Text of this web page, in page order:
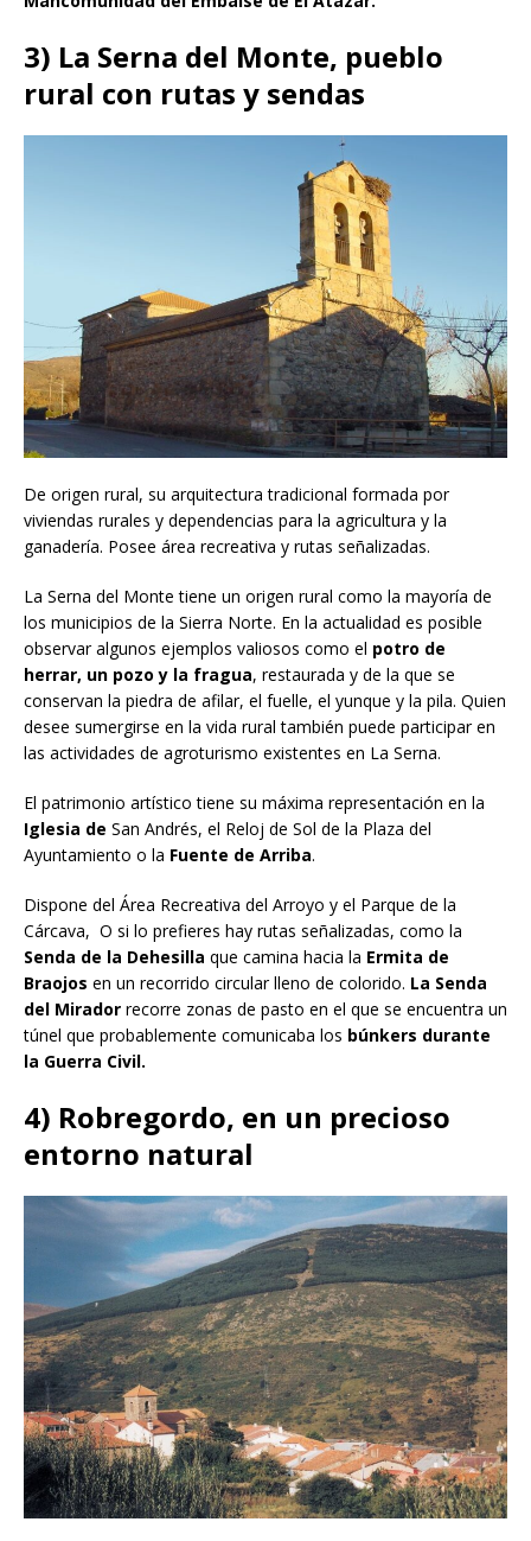
3) La Serna del Monte, pueblo
rural con rutas y sendas
De origen rural, su arquitectura tradicional formada por
viviendas rurales y dependencias para la agricultura y la
ganadería. Posee área recreativa y rutas señalizadas.
La Serna del Monte tiene un origen rural como la mayoría de
los municipios de la Sierra Norte. En la actualidad es posible
observar algunos ejemplos valiosos como el potro de
herrar, un pozo y la fragua, restaurada y de la que se
conservan la piedra de afilar, el fuelle, el yunque y la pila. Quien
desee sumergirse en la vida rural también puede participar en
las actividades de agroturismo existentes en La Serna.
El patrimonio artístico tiene su máxima representación en la
Iglesia de San Andrés, el Reloj de Sol de la Plaza del
Ayuntamiento o la Fuente de Arriba.
Dispone del Área Recreativa del Arroyo y el Parque de la
Cárcava, O si lo prefieres hay rutas señalizadas, como la
Senda de la Dehesilla que camina hacia la Ermita de
Braojos en un recorrido circular lleno de colorido. La Senda
del Mirador recorre zonas de pasto en el que se encuentra un
túnel que probablemente comunicaba los búnkers durante
la Guerra Civil.
4) Robregordo, en un precioso
entorno natural